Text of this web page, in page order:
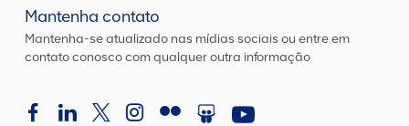
Mantenha contato
Mantenha-se atualizado nas mídias sociais ou entre em
contato conosco com qualquer outra informação